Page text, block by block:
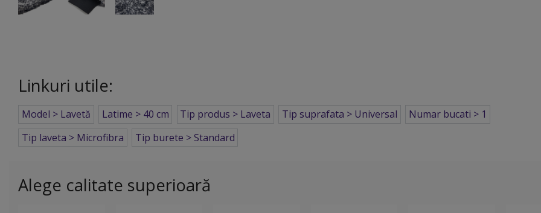
Linkuri utile:
Model > Lavetă Latime > 40 cm Tip produs > Laveta Tip suprafata > Universal
Numar bucati > 1
Tip laveta > Microfibra
Tip burete > Standard
Alege calitate superioară